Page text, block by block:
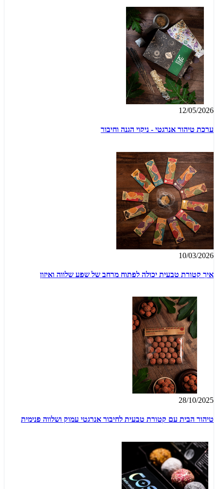
12/05/2026
ערכת טיהור אנרגטי - ניקוי הגנה וחיבור
10/03/2026
איך קטורת טבעית יכולה לפתוח מרחב של שפע שלווה ואיזון
28/10/2025
טיהור הבית עם קטורת טבעית לחיבור אנרגטי עמוק ושלווה פנימית